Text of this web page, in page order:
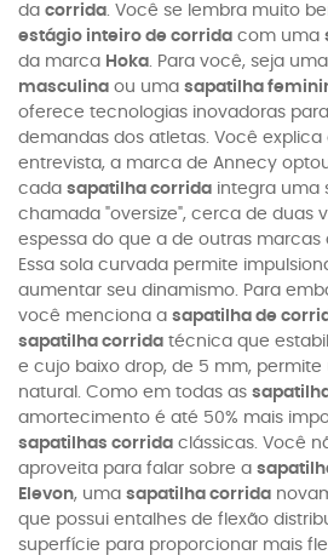
da corrida. Você se lembra muito
estágio inteiro de corrida com uma
da marca Hoka. Para você, seja uma
masculina ou uma sapatilha
oferece tecnologias inovadoras
demandas dos atletas. Você explica
entrevista, a marca de Annecy
cada sapatilha corrida integra uma
chamada "oversize", cerca de duas
espessa do que a de outras marcas
Essa sola curvada permite
aumentar seu dinamismo. Para
você menciona a sapatilha de
sapatilha corrida técnica que
e cujo baixo drop, de 5 mm, permite
natural. Como em todas as
amortecimento é até 50% mais
sapatilhas corrida clássicas. Você
aproveita para falar sobre a
Elevon, uma sapatilha corrida
que possui entalhes de flexão
superfície para proporcionar mais